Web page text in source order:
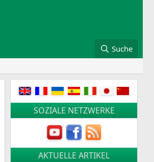
Suche
SOZIALE NETZWERKE
AKTUELLE ARTIKEL